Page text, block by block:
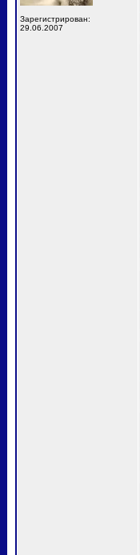
Зарегистрирован:
29.06.2007